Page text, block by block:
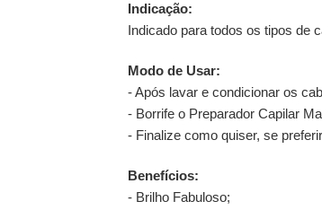
Indicação:
Indicado para todos os tipos de
Modo de Usar:
- Após lavar e condicionar os
- Borrife o Preparador Capilar
- Finalize como quiser, se
Benefícios:
- Brilho Fabuloso;